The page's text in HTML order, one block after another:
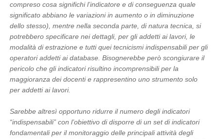
compreso cosa significhi l’indicatore e di conseguenza quale
significato abbiano le variazioni in aumento o in diminuzione
dello stesso), mentre nella seconda parte, di natura tecnica, si
potrebbero specificare nei dettagli, per gli addetti ai lavori, le
modalità di estrazione e tutti quei tecnicismi indispensabili per gli
operatori addetti ai database. Bisognerebbe però scongiurare il
pericolo che gli indicatori risultino incomprensibili per la
maggioranza dei docenti e rappresentino uno strumento solo
per addetti ai lavori.
Sarebbe altresì opportuno ridurre il numero degli indicatori
“indispensabili” con l’obiettivo di disporre di un set di indicatori
fondamentali per il monitoraggio delle principali attività degli